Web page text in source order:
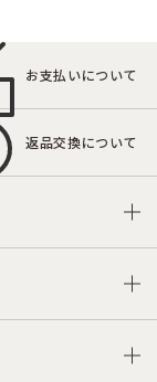
お支払いについて
返品交換について